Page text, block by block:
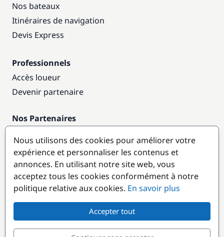
Nos bateaux
Itinéraires de navigation
Devis Express
Professionnels
Accès loueur
Devenir partenaire
Nos Partenaires
Destinations populaires
Nous utilisons des cookies pour améliorer votre
expérience et personnaliser les contenus et
annonces. En utilisant notre site web, vous
acceptez tous les cookies conformément à notre
politique relative aux cookies. En savoir plus
Accepter tout